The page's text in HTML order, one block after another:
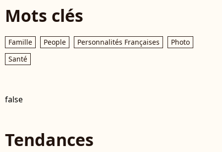
Mots clés
Famille People Personnalités Françaises
Photo
Santé
false
Tendances